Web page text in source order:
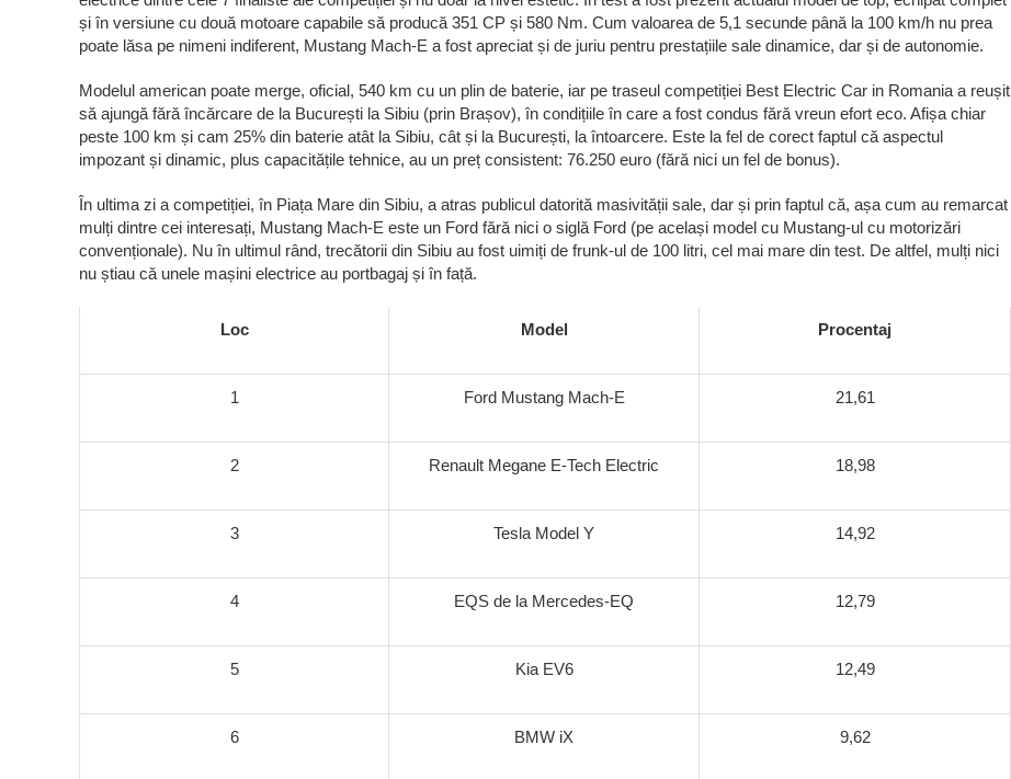
și în versiune cu două motoare capabile să producă 351 CP și 580 Nm. Cum valoarea de 5,1 secunde până la 100 km/h nu prea
poate lăsa pe nimeni indiferent, Mustang Mach-E a fost apreciat și de juriu pentru prestațiile sale dinamice, dar și de autonomie.
Modelul american poate merge, oficial, 540 km cu un plin de baterie, iar pe traseul competiției Best Electric Car in Romania a reușit
să ajungă fără încărcare de la București la Sibiu (prin Brașov), în condițiile în care a fost condus fără vreun efort eco. Afișa chiar
peste 100 km și cam 25% din baterie atât la Sibiu, cât și la București, la întoarcere. Este la fel de corect faptul că aspectul
impozant și dinamic, plus capacitățile tehnice, au un preț consistent: 76.250 euro (fără nici un fel de bonus).
În ultima zi a competiției, în Piața Mare din Sibiu, a atras publicul datorită masivității sale, dar și prin faptul că, așa cum au remarcat
mulți dintre cei interesați, Mustang Mach-E este un Ford fără nici o siglă Ford (pe același model cu Mustang-ul cu motorizări
convenționale). Nu în ultimul rând, trecătorii din Sibiu au fost uimiți de frunk-ul de 100 litri, cel mai mare din test. De altfel, mulți nici
nu știau că unele mașini electrice au portbagaj și în față.
Loc Model Procentaj
1 Ford Mustang Mach-E 21,61
2 Renault Megane E-Tech Electric 18,98
3 Tesla Model Y 14,92
4 EQS de la Mercedes-EQ 12,79
5 Kia EV6 12,49
6 BMW iX 9,62